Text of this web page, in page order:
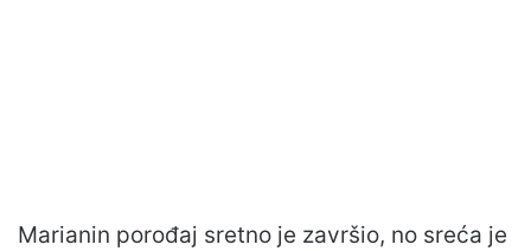
Marianin porođaj sretno je završio, no sreća je